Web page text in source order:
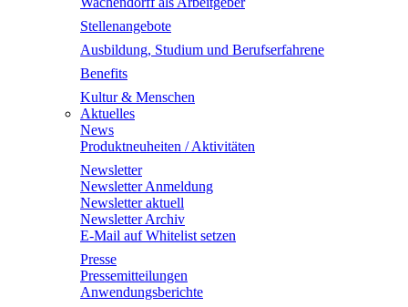
Stellenangebote
Ausbildung, Studium und Berufserfahrene
Benefits
Kultur & Menschen
Aktuelles
News
Produktneuheiten / Aktivitäten
Newsletter
Newsletter Anmeldung
Newsletter aktuell
Newsletter Archiv
E-Mail auf Whitelist setzen
Presse
Pressemitteilungen
Anwendungsberichte